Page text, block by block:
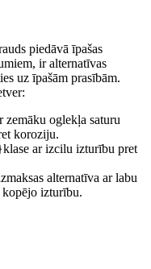
piedāvā īpašas
ir alternatīvas
uz īpašām prasībām.
zemāku oglekļa saturu
koroziju.
ar izcilu izturību pret
alternatīva ar labu
izturību.